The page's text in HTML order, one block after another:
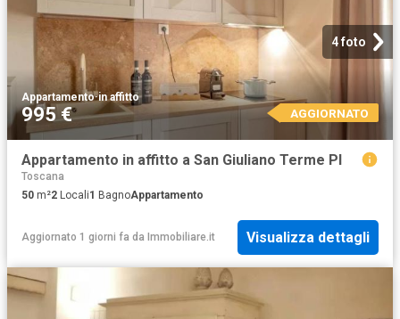
4 foto
Appartamento·in affitto
995 € AGGIORNATO
Appartamento in affitto a San Giuliano Terme PI
Toscana
50 m²2 Locali1 BagnoAppartamento
Aggiornato 1 giorni fa da Immobiliare.it Visualizza dettagli